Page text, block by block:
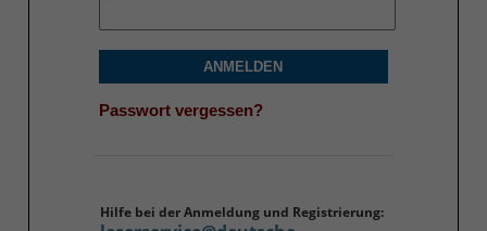
ANMELDEN
Passwort vergessen?
Hilfe bei der Anmeldung und Registrierung: